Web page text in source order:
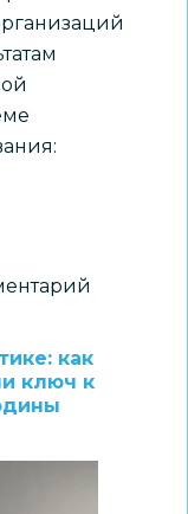
как
ключ к